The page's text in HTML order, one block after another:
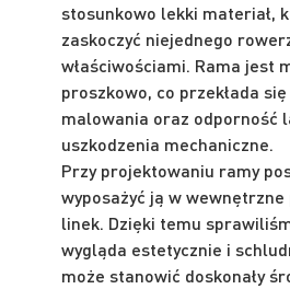
stosunkowo lekki materiał,
zaskoczyć niejednego
właściwościami. Rama jest
proszkowo, co przekłada
malowania oraz odporność
uszkodzenia mechaniczne.
Przy projektowaniu ramy
wyposażyć ją w
linek. Dzięki temu
wygląda estetycznie i
może stanowić doskonały